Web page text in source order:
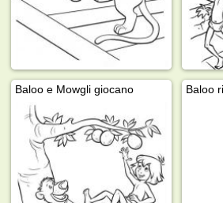
Baloo e Mowgli giocano Baloo